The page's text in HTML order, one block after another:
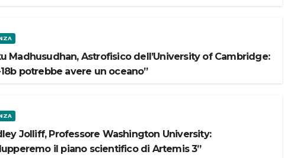
Madhusudhan, Astrofisico dell’University of Cambridge:
18b potrebbe avere un oceano”
Jolliff, Professore Washington University:
il piano scientifico di Artemis 3”